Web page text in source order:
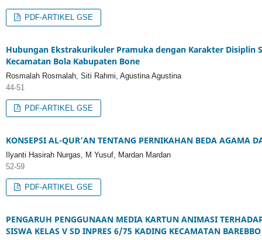
PDF-ARTIKEL GSE
Hubungan Ekstrakurikuler Pramuka dengan Karakter Disiplin
Kecamatan Bola Kabupaten Bone
Rosmalah Rosmalah, Siti Rahmi, Agustina Agustina
44-51
PDF-ARTIKEL GSE
KONSEPSI AL-QUR’AN TENTANG PERNIKAHAN BEDA AGAMA
Ilyanti Hasirah Nurgas, M Yusuf, Mardan Mardan
52-59
PDF-ARTIKEL GSE
PENGARUH PENGGUNAAN MEDIA KARTUN ANIMASI
SISWA KELAS V SD INPRES 6/75 KADING KECAMATAN